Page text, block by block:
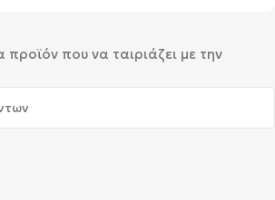
προϊόν που να ταιριάζει με την